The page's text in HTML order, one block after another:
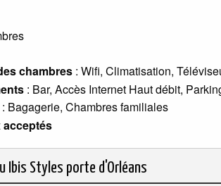
chambres : Wifi, Climatisation,
: Bar, Accès Internet Haut débit,
: Bagagerie, Chambres familiales
Ibis Styles porte d'Orléans